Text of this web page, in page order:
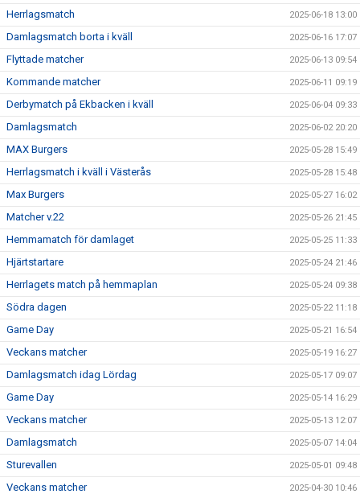
Herrlagsmatch 2025-06-18 13:00
Damlagsmatch borta i kväll 2025-06-16 17:07
Flyttade matcher 2025-06-13 09:54
Kommande matcher 2025-06-11 09:19
Derbymatch på Ekbacken i kväll 2025-06-04 09:33
Damlagsmatch 2025-06-02 20:20
MAX Burgers 2025-05-28 15:49
Herrlagsmatch i kväll i Västerås 2025-05-28 15:48
Max Burgers 2025-05-27 16:02
Matcher v.22 2025-05-26 21:45
Hemmamatch för damlaget 2025-05-25 11:33
Hjärtstartare 2025-05-24 21:46
Herrlagets match på hemmaplan 2025-05-24 09:38
Södra dagen 2025-05-22 11:18
Game Day 2025-05-21 16:54
Veckans matcher 2025-05-19 16:27
Damlagsmatch idag Lördag 2025-05-17 09:07
Game Day 2025-05-14 16:29
Veckans matcher 2025-05-13 12:07
Damlagsmatch 2025-05-07 14:04
Sturevallen 2025-05-01 09:48
Veckans matcher 2025-04-30 10:46